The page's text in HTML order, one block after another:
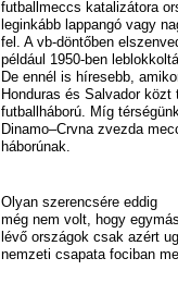
futballmeccs katalizátora
leginkább lappangó vagy
fel. A vb-döntőben
például 1950-ben
De ennél is híresebb,
Honduras és Salvador
futballháború. Míg
Dinamo–Crvna zvezda
háborúnak.
Olyan szerencsére eddig
még nem volt, hogy
lévő országok csak azért
nemzeti csapata fociban